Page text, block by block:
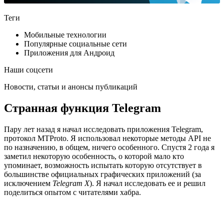
Теги
Мобильные технологии
Популярные социальные сети
Приложения для Андроид
Наши соцсети
Новости, статьи и анонсы публикаций
Странная функция Telegram
Пару лет назад я начал исследовать приложения Telegram,
протокол MTProto. Я использовал некоторые методы API не
по назначению, в общем, ничего особенного. Спустя 2 года я
заметил некоторую особенность, о которой мало кто
упоминает, возможность испытать которую отсутствует в
большинстве официальных графических приложений (за
исключением Telegram X). Я начал исследовать ее и решил
поделиться опытом с читателями хабра.